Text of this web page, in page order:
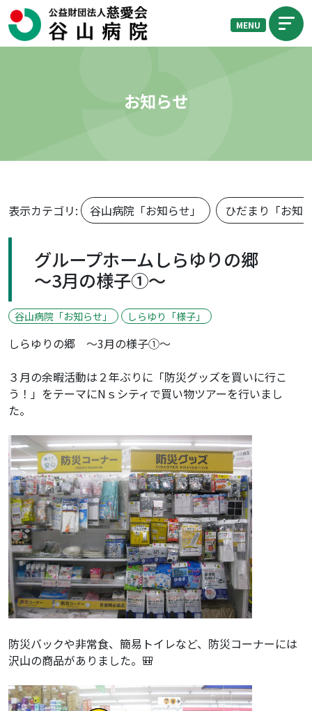
MENU
お知らせ
表示カテゴリ: 谷山病院「お知らせ」 ひだまり「お知
グループホームしらゆりの郷
～3月の様子①～
谷山病院「お知らせ」 しらゆり「様子」
しらゆりの郷 ～3月の様子①～
３月の余暇活動は２年ぶりに「防災グッズを買いに行こ
う！」をテーマにNｓシティで買い物ツアーを行いまし
た。
防災バックや非常食、簡易トイレなど、防災コーナーには
沢山の商品がありました。🎒